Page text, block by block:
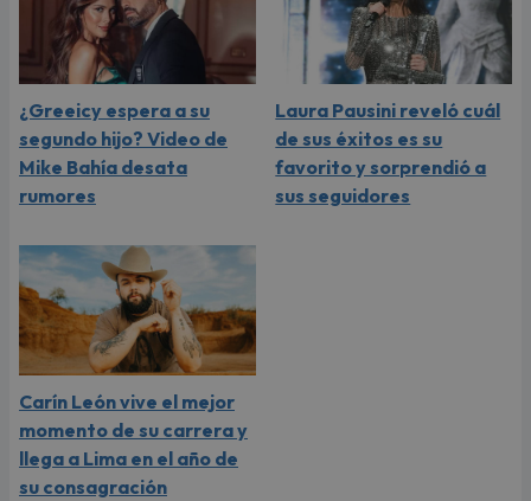
¿Greeicy espera a su
segundo hijo? Video de
Mike Bahía desata
rumores
Laura Pausini reveló cuál
de sus éxitos es su
favorito y sorprendió a
sus seguidores
Carín León vive el mejor
momento de su carrera y
llega a Lima en el año de
su consagración